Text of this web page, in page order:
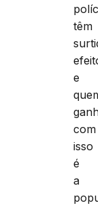
têm
e
com
isso
é
a